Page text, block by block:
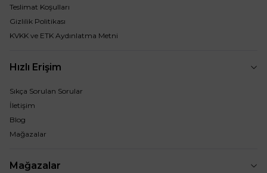
Teslimat Koşulları
Gizlilik Politikası
KVKK ve ETK Aydınlatma Metni
Hızlı Erişim
Sıkça Sorulan Sorular
İletişim
Blog
Mağazalar
Mağazalar